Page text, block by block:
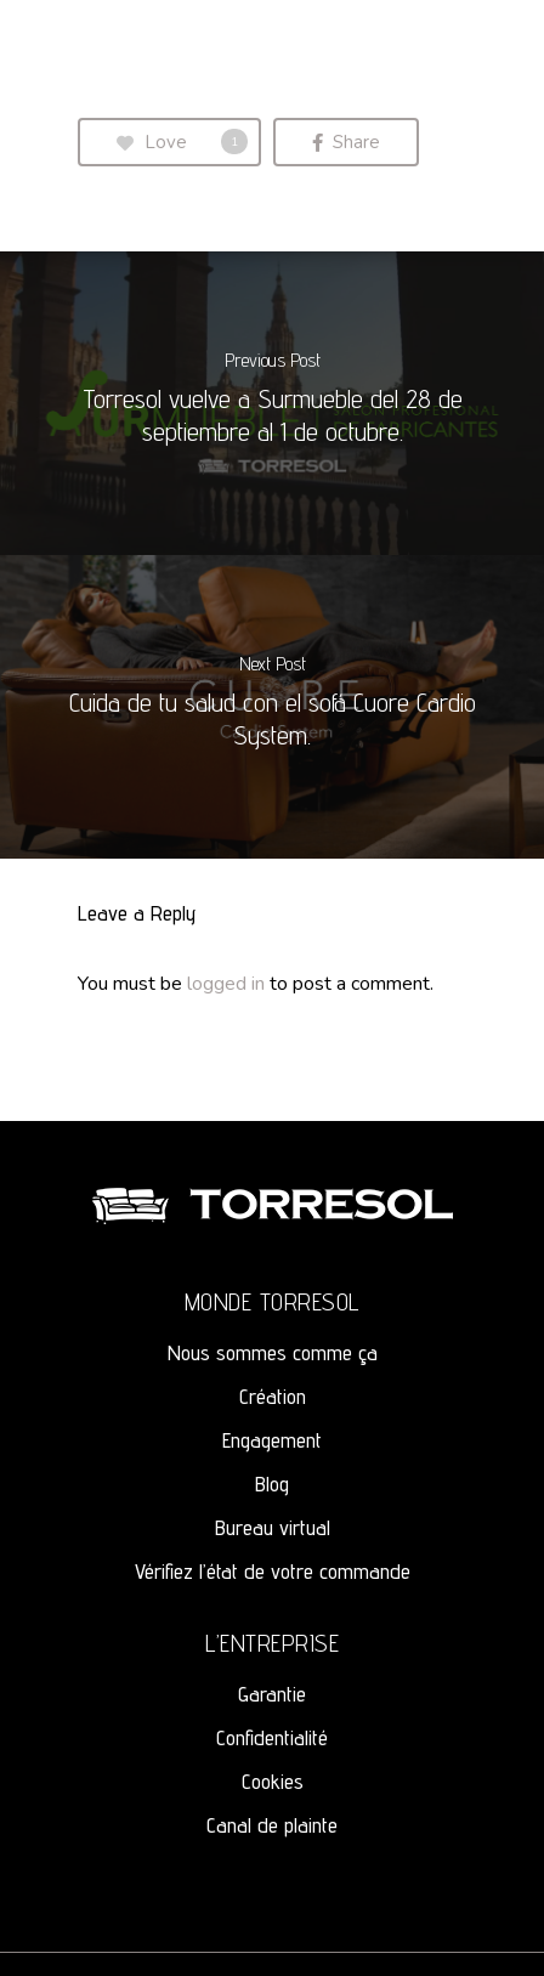
Love 1 Share
Previous Post
Torresol vuelve a Surmueble del 28 de
septiembre al 1 de octubre.
Next Post
Cuida de tu salud con el sofá Cuore Cardio
System.
Leave a Reply
You must be logged in to post a comment.
MONDE TORRESOL
Nous sommes comme ça
Création
Engagement
Blog
Bureau virtual
Vérifiez l’état de votre commande
L’ENTREPRISE
Garantie
Confidentialité
Cookies
Canal de plainte